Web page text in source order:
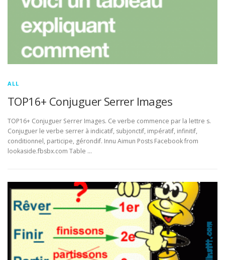
ALL
TOP16+ Conjuguer Serrer Images
TOP16+ Conjuguer Serrer Images. Ce verbe commence par la lettre s.
Conjuguer le verbe serrer à indicatif, subjonctif, impératif, infinitif,
conditionnel, participe, gérondif. Innu Aimun Posts Facebook from
lookaside.fbsbx.com Table …